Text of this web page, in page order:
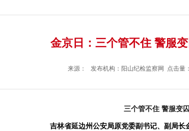
金京日：三个管不住 警服
来源： 发布机构： 阳山纪检监察网 点击量
三个管不住 警服变
吉林省延边州公安局原党委副书记、副局长